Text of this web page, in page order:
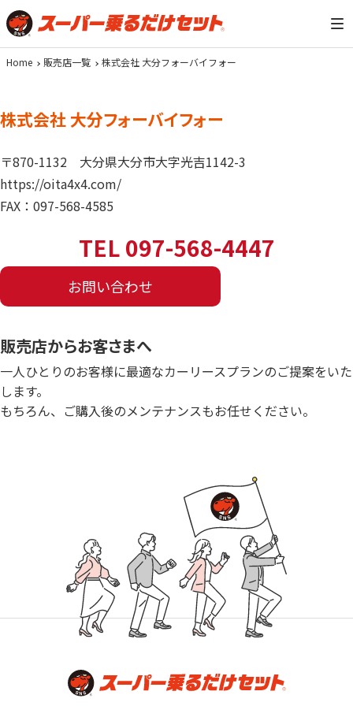
Home 販売店一覧 株式会社 大分フォーバイフォー
株式会社 大分フォーバイフォー
〒870-1132
大分県大分市大字光吉1142-3
https://oita4x4.com/
FAX：097-568-4585
TEL 097-568-4447
お問い合わせ
販売店からお客さまへ
一人ひとりのお客様に最適なカーリースプランのご提案をいた
します。
もちろん、ご購入後のメンテナンスもお任せください。